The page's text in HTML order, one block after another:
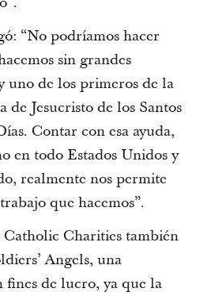
“No podríamos hacer
sin grandes
uno de los primeros de la
de Jesucristo de los Santos
Contar con esa ayuda,
en todo Estados Unidos y
realmente nos permite
que hacemos”.
Catholic Charities también
Angels, una
fines de lucro, ya que la